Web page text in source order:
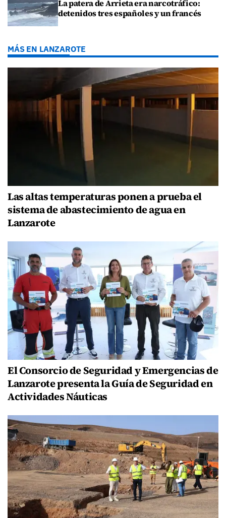
La patera de Arrieta era narcotráfico:
detenidos tres españoles y un francés
MÁS EN LANZAROTE
Las altas temperaturas ponen a prueba el
sistema de abastecimiento de agua en
Lanzarote
El Consorcio de Seguridad y Emergencias de
Lanzarote presenta la Guía de Seguridad en
Actividades Náuticas